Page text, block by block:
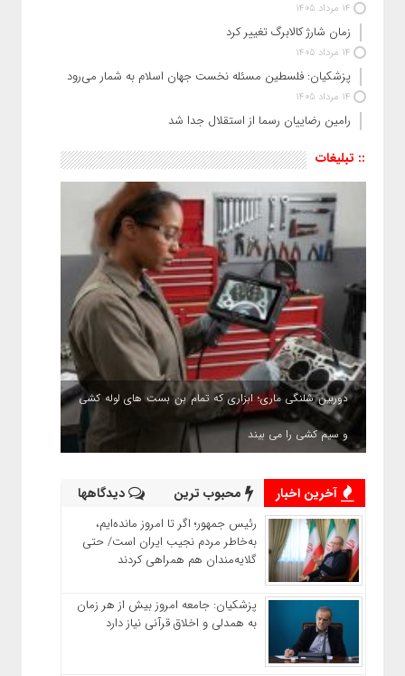
14 مرداد 1405
زمان شارژ کالابرگ تغییر کرد
14 مرداد 1405
پزشکیان: فلسطین مسئله نخست جهان اسلام به شمار می‌رود
14 مرداد 1405
رامین رضاییان رسما از استقلال جدا شد
:: تبلیغات
دوربین شلنگی ماری؛ ابزاری که تمام بن بست های لوله کشی
و سیم کشی را می بیند
آخرین اخبار محبوب ترین دیدگاهها
رئیس‌ جمهور؛ اگر تا امروز مانده‌ایم،
به‌خاطر مردم نجیب ایران است/ حتی
گلایه‌مندان هم همراهی کردند
پزشکیان: جامعه امروز بیش از هر زمان
به همدلی و اخلاق قرآنی نیاز دارد